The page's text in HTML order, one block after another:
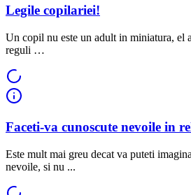
Legile copilariei!
Un copil nu este un adult in miniatura, el
reguli …
Faceti-va cunoscute nevoile in
Este mult mai greu decat va puteti
nevoile, si nu ...